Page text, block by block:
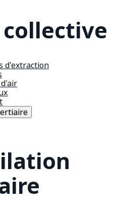
collective
d'extraction